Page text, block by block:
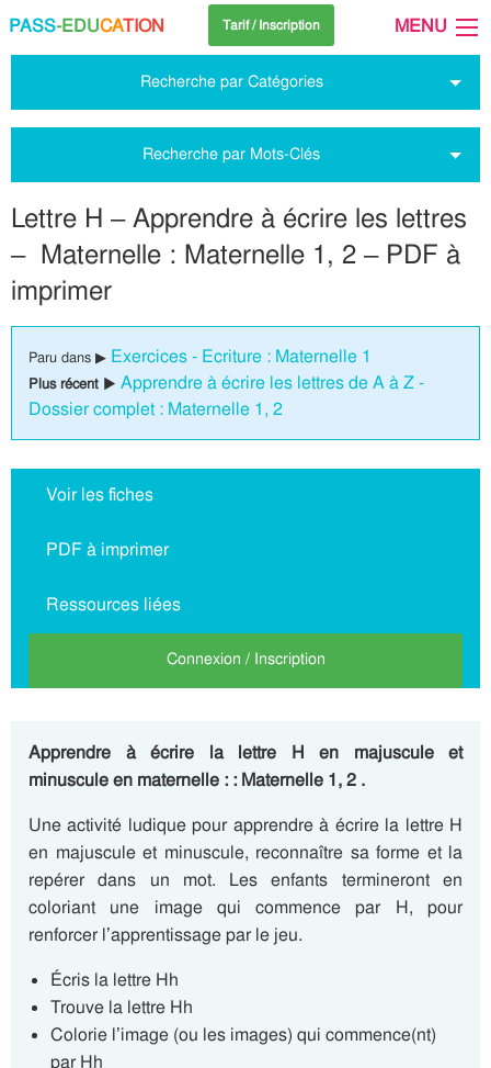
PASS-EDUCATION Tarif / Inscription MENU
Recherche par Catégories
Recherche par Mots-Clés
Lettre H – Apprendre à écrire les lettres
– Maternelle : Maternelle 1, 2 – PDF à
imprimer
Paru dans ▶ Exercices - Ecriture : Maternelle 1
Plus récent ▶ Apprendre à écrire les lettres de A à Z -
Dossier complet : Maternelle 1, 2
Voir les fiches
PDF à imprimer
Ressources liées
Connexion / Inscription
Apprendre à écrire la lettre H en majuscule et
minuscule en maternelle : : Maternelle 1, 2 .
Une activité ludique pour apprendre à écrire la lettre H
en majuscule et minuscule, reconnaître sa forme et la
repérer dans un mot. Les enfants termineront en
coloriant une image qui commence par H, pour
renforcer l’apprentissage par le jeu.
Écris la lettre Hh
Trouve la lettre Hh
Colorie l’image (ou les images) qui commence(nt)
par Hh